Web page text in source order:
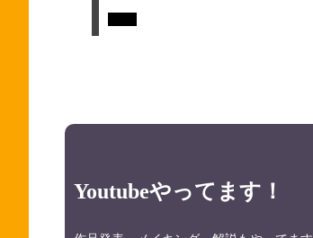
Youtubeやってます！